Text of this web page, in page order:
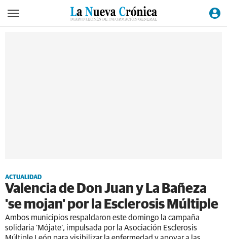
ACTUALIDAD
Valencia de Don Juan y La Bañeza
'se mojan' por la Esclerosis Múltiple
Ambos municipios respaldaron este domingo la campaña
solidaria ‘Mójate’, impulsada por la Asociación Esclerosis